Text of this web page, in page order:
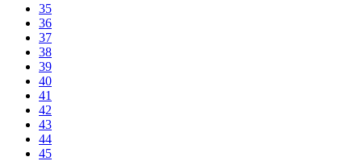
35
36
37
38
39
40
41
42
43
44
45